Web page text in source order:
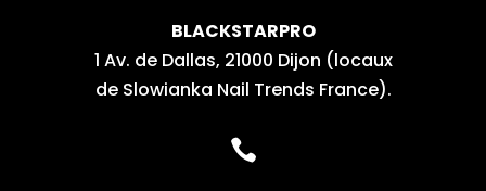
BLACKSTARPRO
1 Av. de Dallas, 21000 Dijon (locaux
de Slowianka Nail Trends France).
